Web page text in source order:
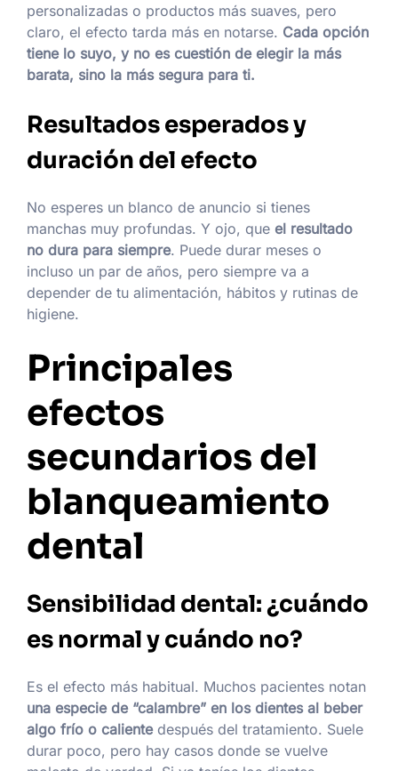
personalizadas o productos más suaves, pero
claro, el efecto tarda más en notarse. Cada opción
tiene lo suyo, y no es cuestión de elegir la más
barata, sino la más segura para ti.
Resultados esperados y
duración del efecto
No esperes un blanco de anuncio si tienes
manchas muy profundas. Y ojo, que el resultado
no dura para siempre. Puede durar meses o
incluso un par de años, pero siempre va a
depender de tu alimentación, hábitos y rutinas de
higiene.
Principales
efectos
secundarios del
blanqueamiento
dental
Sensibilidad dental: ¿cuándo
es normal y cuándo no?
Es el efecto más habitual. Muchos pacientes notan
una especie de “calambre” en los dientes al beber
algo frío o calientedespués del tratamiento. Suele
durar poco, pero hay casos donde se vuelve